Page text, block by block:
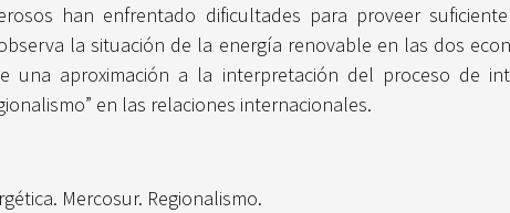
han enfrentado dificultades para proveer
la situación de la energía renovable en las dos
una aproximación a la interpretación del proceso de
en las relaciones internacionales.
Mercosur. Regionalismo.